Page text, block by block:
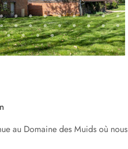
au Domaine des Muids où nous